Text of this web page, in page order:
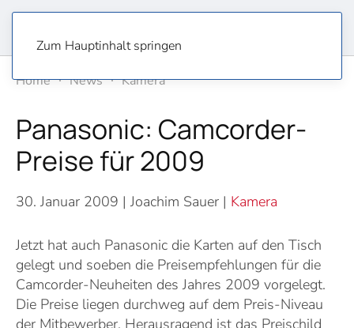
Zum Hauptinhalt springen
Home
News Kamera
Panasonic: Camcorder-
Preise für 2009
30. Januar 2009 | Joachim Sauer | Kamera
Jetzt hat auch Panasonic die Karten auf den Tisch
gelegt und soeben die Preisempfehlungen für die
Camcorder-Neuheiten des Jahres 2009 vorgelegt.
Die Preise liegen durchweg auf dem Preis-Niveau
der Mitbewerber. Herausragend ist das Preischild